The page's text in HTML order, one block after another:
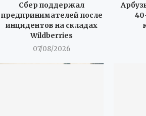
Сбер поддержал
предпринимателей после
инцидентов на складах
Wildberries
07/08/2026